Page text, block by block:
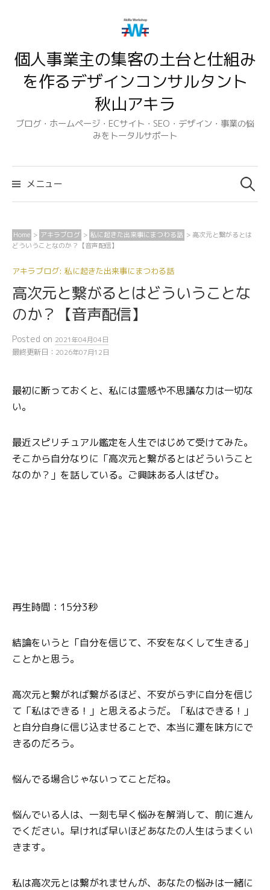
ン
キ
個人事業主の集客の土台と仕組み
を作るデザインコンサルタント
秋山アキラ
ブログ・ホームページ・ECサイト・SEO・デザイン・事業の悩
みをトータルサポート
メニュー
検
索:
Home > アキラブログ > 私に起きた出来事にまつわる話 > 高次元と繋がるとは
どういうことなのか？【音声配信】
アキラブログ: 私に起きた出来事にまつわる話
高次元と繋がるとはどういうことな
のか？【音声配信】
Posted on 2021年04月04日
最終更新日： 2026年07月12日
最初に断っておくと、私には霊感や不思議な力は一切な
い。
最近スピリチュアル鑑定を人生ではじめて受けてみた。
そこから自分なりに「高次元と繋がるとはどういうこと
なのか？」を話している。ご興味ある人はぜひ。
再生時間：15分3秒
結論をいうと「自分を信じて、不安をなくして生きる」
ことかと思う。
高次元と繋がれば繋がるほど、不安がらずに自分を信じ
て「私はできる！」と思えるようだ。「私はできる！」
と自分自身に信じ込ませることで、本当に運を味方にで
きるのだろう。
悩んでる場合じゃないってことだね。
悩んでいる人は、一刻も早く悩みを解消して、前に進ん
でください。早ければ早いほどあなたの人生はうまくい
きます。
私は高次元とは繋がれませんが、あなたの悩みは一緒に